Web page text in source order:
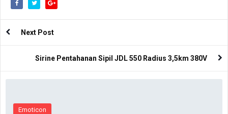
Next Post
Sirine Pentahanan Sipil JDL 550 Radius 3,5km 380V
Emoticon